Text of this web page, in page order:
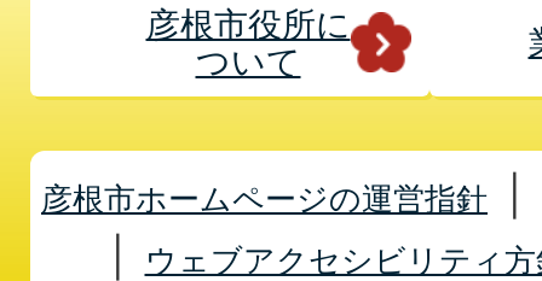
彦根市役所に
ついて
彦根市ホームページの運営指針
ウェブアクセシビリティ方